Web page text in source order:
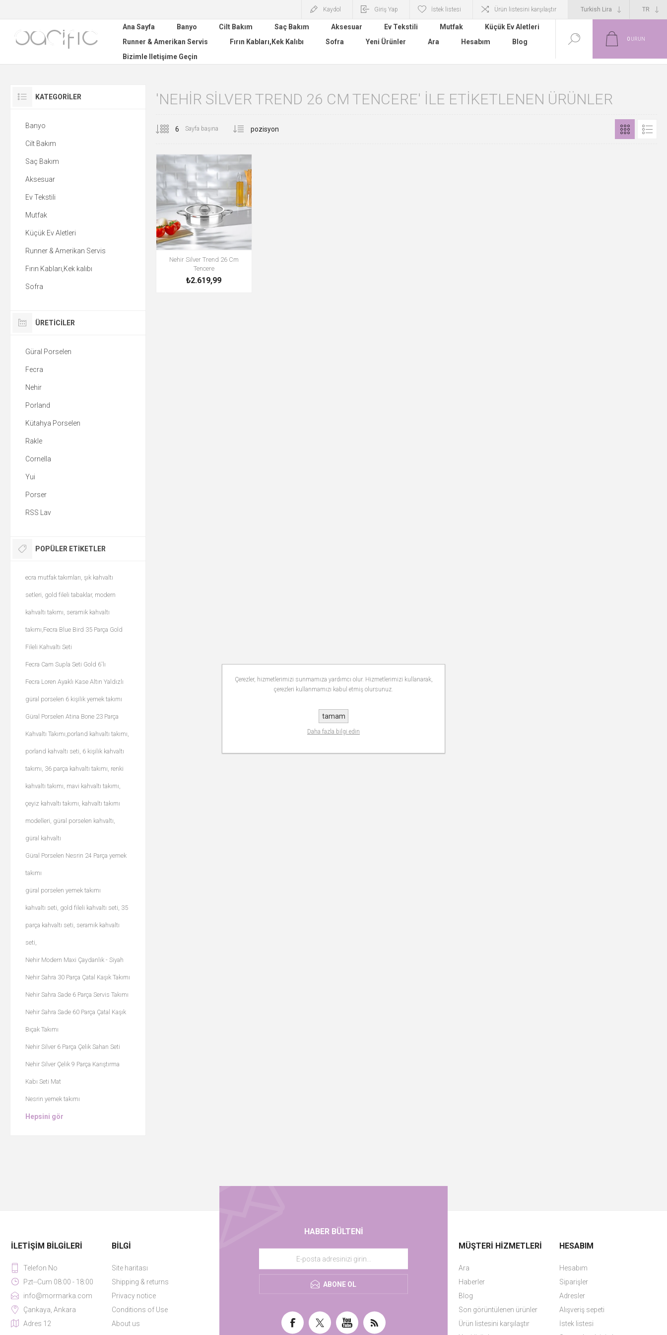
Kaydol Giriş Yap İstek listesi Ürün listesini karşılaştır
Ana Sayfa Banyo Cilt Bakım Saç Bakım Aksesuar Ev Tekstili Mutfak
Küçük Ev Aletleri
Runner & Amerikan Servis
Fırın Kabları,Kek Kalıbı Sofra Yeni Ürünler Ara Hesabım
Blog
Bizimle Iletişime Geçin
0 ÜRÜN
'NEHIR SILVER TREND 26 CM TENCERE' ILE ETIKETLENEN ÜRÜNLER
Sayfa başına
Nehir Silver Trend 26 Cm
Tencere
₺2.619,99
KATEGORILER
Banyo
Cilt Bakım
Saç Bakım
Aksesuar
Ev Tekstili
Mutfak
Küçük Ev Aletleri
Runner & Amerikan Servis
Fırın Kabları,Kek kalıbı
Sofra
ÜRETICILER
Güral Porselen
Fecra
Nehir
Porland
Kütahya Porselen
Rakle
Cornella
Yui
Porser
RSS Lav
POPÜLER ETIKETLER
ecra mutfak takımları, şık kahvaltı
setleri, gold fileli tabaklar, modern
kahvaltı takımı, seramik kahvaltı
takımı,Fecra Blue Bird 35 Parça Gold
Fileli Kahvaltı Seti
Fecra Cam Supla Seti Gold 6'lı
Fecra Loren Ayaklı Kase Altın Yaldızlı
güral porselen 6 kişilik yemek takımı
Güral Porselen Atina Bone 23 Parça
Kahvaltı Takımı,porland kahvaltı takımı,
porland kahvaltı seti, 6 kişilik kahvaltı
takımı, 36 parça kahvaltı takımı, renki
kahvaltı takımı, mavi kahvaltı takımı,
çeyiz kahvaltı takımı, kahvaltı takımı
modelleri, güral porselen kahvaltı,
güral kahvaltı
Güral Porselen Nesrin 24 Parça yemek
takımı
güral porselen yemek takımı
kahvaltı seti, gold fileli kahvaltı seti, 35
parça kahvaltı seti, seramik kahvaltı
seti,
Nehir Modern Maxi Çaydanlık - Siyah
Nehir Sahra 30 Parça Çatal Kaşık Takımı
Nehir Sahra Sade 6 Parça Servis Takımı
Nehir Sahra Sade 60 Parça Çatal Kaşık
Bıçak Takımı
Nehir Silver 6 Parça Çelik Sahan Seti
Nehir Silver Çelik 9 Parça Karıştırma
Kabı Seti Mat
Nesrin yemek takımı
Hepsini gör
HABER BÜLTENI
ABONE OL
İLETIŞIM BILGILERI
Telefon No
Pzt--Cum 08:00 - 18:00
info@mormarka.com
Çankaya, Ankara
Adres 12
BILGI
Site haritası
Shipping & returns
Privacy notice
Conditions of Use
About us
MÜŞTERI HIZMETLERI
Ara
Haberler
Blog
Son görüntülenen ürünler
Ürün listesini karşılaştır
HESABIM
Hesabım
Siparişler
Adresler
Alışveriş sepeti
İstek listesi
Çerezler, hizmetlerimizi sunmamıza yardımcı olur. Hizmetlerimizi kullanarak,
çerezleri kullanmamızı kabul etmiş olursunuz.
tamam
Daha fazla bilgi edin